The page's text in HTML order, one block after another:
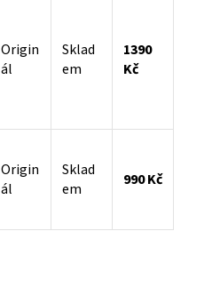
Origin
ál
Sklad
em
1390
Kč
Origin
ál
Sklad
em
990 Kč